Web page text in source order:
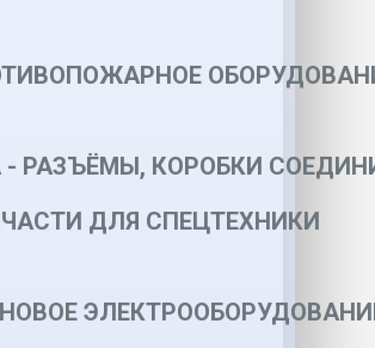
- РАЗЪЁМЫ, КОРОБКИ
ДЛЯ СПЕЦТЕХНИКИ